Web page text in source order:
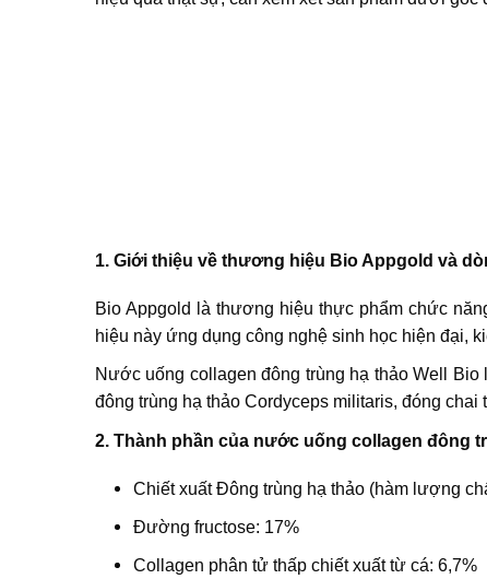
1. Giới thiệu về thương hiệu Bio Appgold và
Bio Appgold là thương hiệu thực phẩm chức
hiệu này ứng dụng công nghệ sinh học hiện đại,
Nước uống collagen đông trùng hạ thảo Well
đông trùng hạ thảo Cordyceps militaris, đóng
2. Thành phần của nước uống collagen đông
Chiết xuất Đông trùng hạ thảo (hàm lượng
Đường fructose: 17%
Collagen phân tử thấp chiết xuất từ cá: 6,7%